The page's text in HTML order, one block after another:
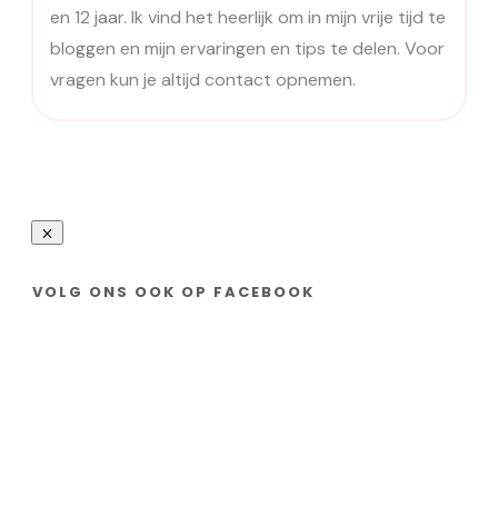
en 12 jaar. Ik vind het heerlijk om in mijn vrije tijd te
bloggen en mijn ervaringen en tips te delen. Voor
vragen kun je altijd contact opnemen.
VOLG ONS OOK OP FACEBOOK